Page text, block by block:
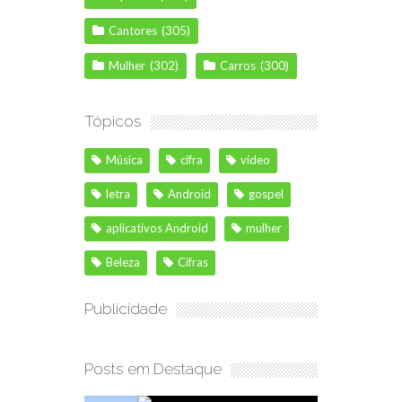
Cantores (305)
Mulher (302) Carros (300)
Tópicos
Música cifra vídeo
letra Android gospel
aplicativos Android mulher
Beleza Cifras
Publicidade
Posts em Destaque